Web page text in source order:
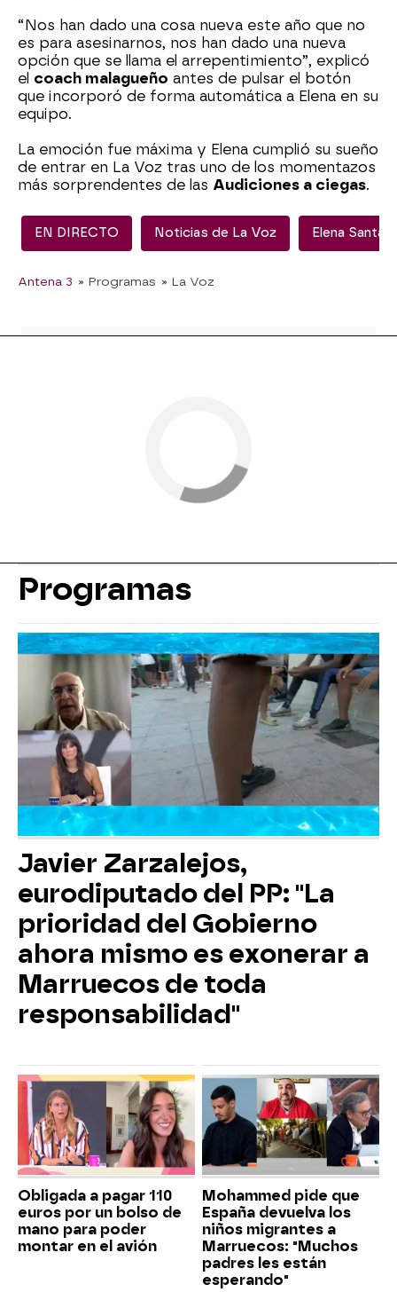
“Nos han dado una cosa nueva este año que no
es para asesinarnos, nos han dado una nueva
opción que se llama el arrepentimiento”, explicó
el coach malagueño antes de pulsar el botón
que incorporó de forma automática a Elena en su
equipo.
La emoción fue máxima y Elena cumplió su sueño
de entrar en La Voz tras uno de los momentazos
más sorprendentes de las Audiciones a ciegas.
EN DIRECTO Noticias de La Voz Elena
Antena 3 » Programas » La Voz
Programas
Javier Zarzalejos,
eurodiputado del PP: "La
prioridad del Gobierno
ahora mismo es exonerar a
Marruecos de toda
responsabilidad"
Obligada a pagar 110
euros por un bolso de
mano para poder
montar en el avión
Mohammed pide que
España devuelva los
niños migrantes a
Marruecos: "Muchos
padres les están
esperando"